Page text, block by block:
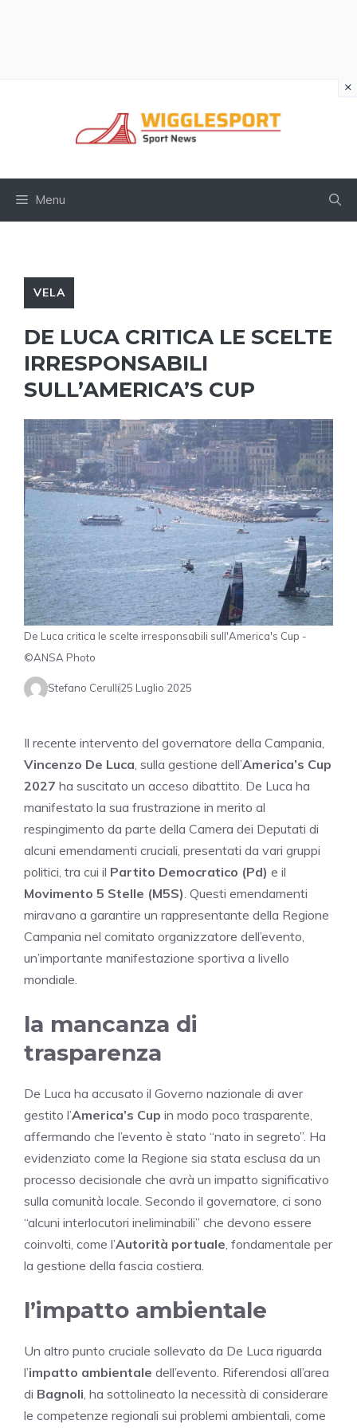
Menu
VELA
DE LUCA CRITICA LE SCELTE
IRRESPONSABILI
SULL’AMERICA’S CUP
De Luca critica le scelte irresponsabili sull'America's Cup -
©ANSA Photo
Stefano Cerulli25 Luglio 2025
Il recente intervento del governatore della Campania,
Vincenzo De Luca , sulla gestione dell’America’s Cup
2027 ha suscitato un acceso dibattito. De Luca ha
manifestato la sua frustrazione in merito al
respingimento da parte della Camera dei Deputati di
alcuni emendamenti cruciali, presentati da vari gruppi
politici, tra cui il Partito Democratico (Pd) e il
Movimento 5 Stelle (M5S) . Questi emendamenti
miravano a garantire un rappresentante della Regione
Campania nel comitato organizzatore dell’evento,
un’importante manifestazione sportiva a livello
mondiale.
la mancanza di
trasparenza
De Luca ha accusato il Governo nazionale di aver
gestito l’America’s Cup in modo poco trasparente,
affermando che l’evento è stato “nato in segreto”. Ha
evidenziato come la Regione sia stata esclusa da un
processo decisionale che avrà un impatto significativo
sulla comunità locale. Secondo il governatore, ci sono
“alcuni interlocutori ineliminabili” che devono essere
coinvolti, come l’Autorità portuale , fondamentale per
la gestione della fascia costiera.
l’impatto ambientale
Un altro punto cruciale sollevato da De Luca riguarda
l’impatto ambientale dell’evento. Riferendosi all’area
di Bagnoli , ha sottolineato la necessità di considerare
le competenze regionali sui problemi ambientali, come
×